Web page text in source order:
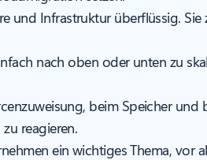
Infrastruktur überflüssig. Sie
nach oben oder unten zu
beim Speicher und
reagieren.
ein wichtiges Thema, vor